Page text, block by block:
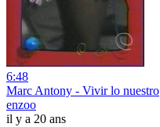
6:48
Marc Antony - Vivir lo nuestro
enzoo
il y a 20 ans